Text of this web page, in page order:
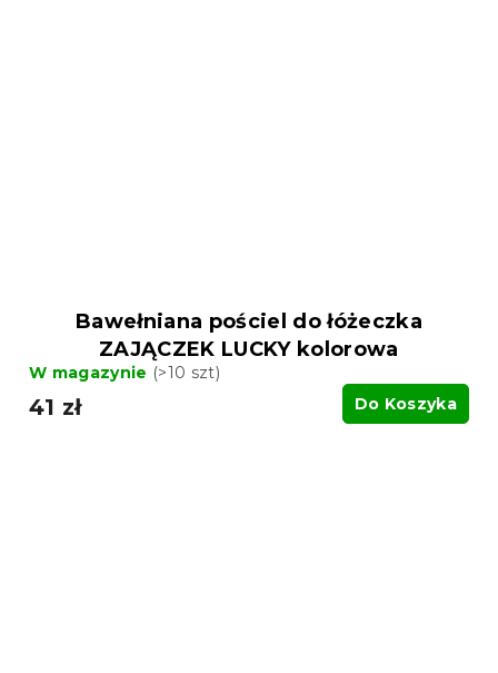
Bawełniana pościel do łóżeczka
ZAJĄCZEK LUCKY kolorowa
W magazynie (>10 szt)
41 zł Do Koszyka